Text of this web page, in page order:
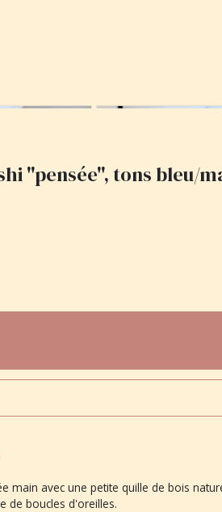
"pensée", tons bleu/
main avec une petite quille de bois
de boucles d'oreilles.